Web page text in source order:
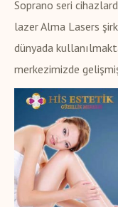
Soprano seri
lazer Alma Lasers
dünyada
merkezimizde